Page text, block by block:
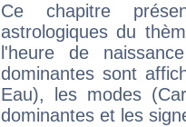
Ce chapitre
astrologiques du
l'heure de
dominantes sont
Eau), les modes
dominantes et les